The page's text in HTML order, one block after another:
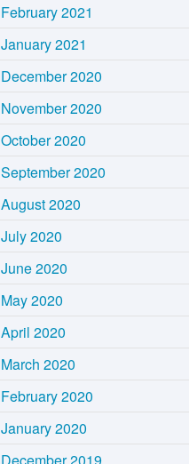
February 2021
January 2021
December 2020
November 2020
October 2020
September 2020
August 2020
July 2020
June 2020
May 2020
April 2020
March 2020
February 2020
January 2020
December 2019